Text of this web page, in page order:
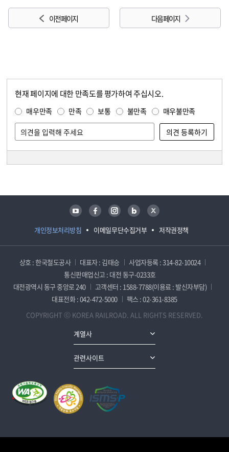
이전 페이지 다음 페이지
현재 페이지에 대한 만족도를 평가하여 주십시오.
매우만족 만족 보통 불만족 매우불만족
개인정보처리방침 이메일무단수집거부 저작권정책
유튜브 페이스북 인스타그램 블로그 트위터
상호 : 한국철도공사 대표자 : 김태승
사업자등록 : 314-82-10024
통신판매업신고 : 대전 동구-0233호
대전광역시 동구 중앙로 240
고객센터 : 1588-7788(이용료 : 발신자부담)
대표전화 : 042-472-5000
팩스 : 02-361-8385
COPYRIGHT ⓒ KOREA RAILROAD. ALL RIGHTS RESERVED.
계열사
관련사이트